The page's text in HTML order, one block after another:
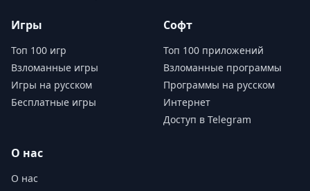
Игры
Топ 100 игр
Взломанные игры
Игры на русском
Бесплатные игры
Софт
Топ 100 приложений
Взломанные программы
Программы на русском
Интернет
Доступ в Telegram
О нас
О нас